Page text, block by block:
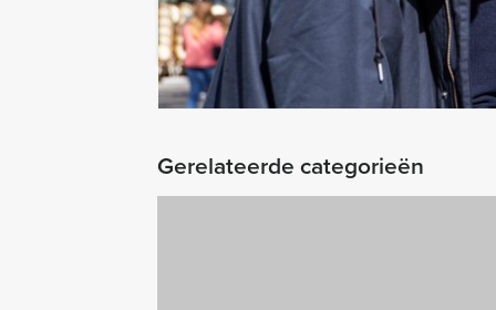
LEES MEER
Gerelateerde categorieën